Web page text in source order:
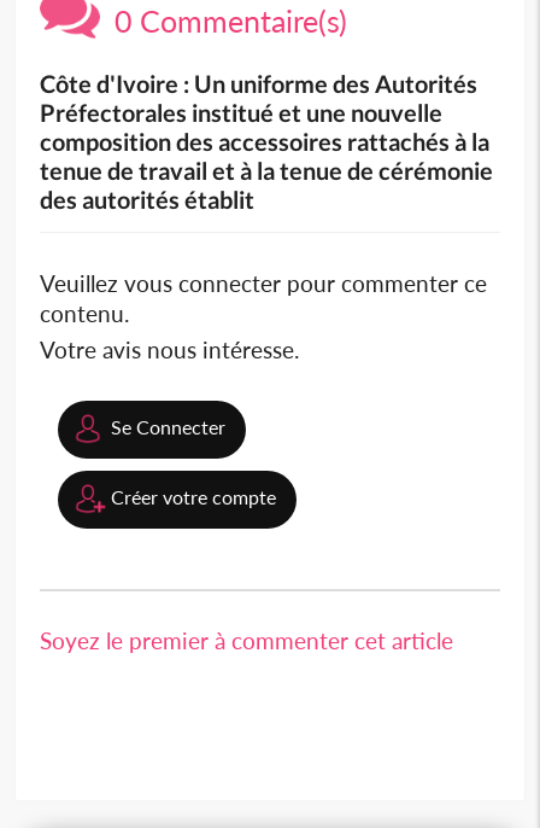
0 Commentaire(s)
Côte d'Ivoire : Un uniforme des Autorités
Préfectorales institué et une nouvelle
composition des accessoires rattachés à la
tenue de travail et à la tenue de cérémonie
des autorités établit
Veuillez vous connecter pour commenter ce
contenu.
Votre avis nous intéresse.
Se Connecter
Créer votre compte
Soyez le premier à commenter cet article